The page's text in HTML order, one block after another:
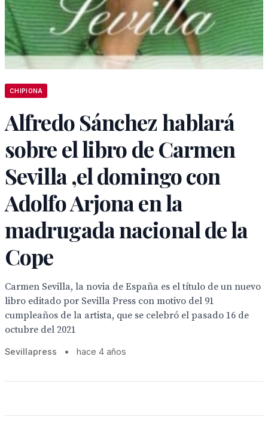
CHIPIONA
Alfredo Sánchez hablará
sobre el libro de Carmen
Sevilla ,el domingo con
Adolfo Arjona en la
madrugada nacional de la
Cope
Carmen Sevilla, la novia de España es el título de un nuevo
libro editado por Sevilla Press con motivo del 91
cumpleaños de la artista, que se celebró el pasado 16 de
octubre del 2021
Sevillapress • hace 4 años